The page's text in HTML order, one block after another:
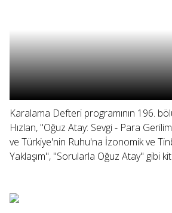
Karalama Defteri programının 196.
Hızlan, "Oğuz Atay: Sevgi - Para
ve Türkiye'nin Ruhu'na İzonomik ve
Yaklaşım", "Sorularla Oğuz Atay" gibi